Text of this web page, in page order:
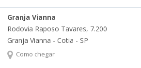
Granja Vianna
Rodovia Raposo Tavares, 7.200
Granja Vianna - Cotia - SP
Como chegar